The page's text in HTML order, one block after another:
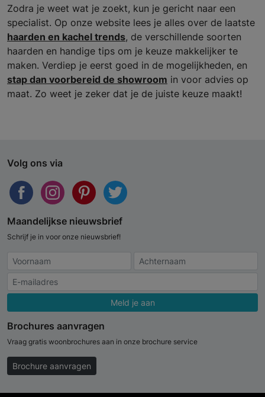
Zodra je weet wat je zoekt, kun je gericht naar een
specialist. Op onze website lees je alles over de laatste
haarden en kachel trends, de verschillende soorten
haarden en handige tips om je keuze makkelijker te
maken. Verdiep je eerst goed in de mogelijkheden, en
stap dan voorbereid de showroom in voor advies op
maat. Zo weet je zeker dat je de juiste keuze maakt!
Volg ons via
Maandelijkse nieuwsbrief
Schrijf je in voor onze nieuwsbrief!
Meld je aan
Brochures aanvragen
Vraag gratis woonbrochures aan in onze brochure service
Brochure aanvragen